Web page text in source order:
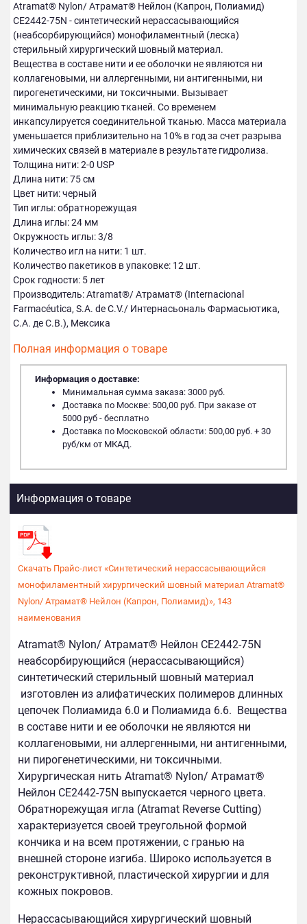
Atramat® Nylon/ Атрамат® Нейлон (Капрон, Полиамид)
CE2442-75N - синтетический нерассасывающийся
(неабсорбирующийся) монофиламентный (леска)
стерильный хирургический шовный материал.
Вещества в составе нити и ее оболочки не являются ни
коллагеновыми, ни аллергенными, ни антигенными, ни
пирогенетическими, ни токсичными. Вызывает
минимальную реакцию тканей. Со временем
инкапсулируется соединительной тканью. Масса материала
уменьшается приблизительно на 10% в год за счет разрыва
химических связей в материале в результате гидролиза.
Толщина нити: 2-0 USP
Длина нити: 75 см
Цвет нити: черный
Тип иглы: обратнорежущая
Длина иглы: 24 мм
Окружность иглы: 3/8
Количество игл на нити: 1 шт.
Количество пакетиков в упаковке: 12 шт.
Срок годности: 5 лет
Производитель: Atramat®/ Атрамат® (Internaсional
Farmacéutica, S.A. de C.V./ Интернасьональ Фармасьютика,
С.А. де С.В.), Мексика
Полная информация о товаре
Информация о доставке:
Минимальная сумма заказа: 3000 руб.
Доставка по Москве: 500,00 руб. При заказе от
5000 руб - бесплатно
Доставка по Московской области: 500,00 руб. + 30
руб/км от МКАД.
Информация о товаре
Скачать Прайс-лист «Синтетический нерассасывающийся
монофиламентный хирургический шовный материал Atramat®
Nylon/ Атрамат® Нейлон (Капрон, Полиамид)», 143
наименования
Atramat® Nylon/ Атрамат® Нейлон CE2442-75N
неабсорбирующийся (нерассасывающийся)
синтетический стерильный шовный материал
изготовлен из алифатических полимеров длинных
цепочек Полиамида 6.0 и Полиамида 6.6. Вещества
в составе нити и ее оболочки не являются ни
коллагеновыми, ни аллергенными, ни антигенными,
ни пирогенетическими, ни токсичными.
Хирургическая нить Atramat® Nylon/ Атрамат®
Нейлон CE2442-75N выпускается черного цвета.
Обратнорежущая игла (Atramat Reverse Cutting)
характеризуется своей треугольной формой
кончика и на всем протяжении, с гранью на
внешней стороне изгиба. Широко используется в
реконструктивной, пластической хирургии и для
кожных покровов.
Нерассасывающийся хирургический шовный